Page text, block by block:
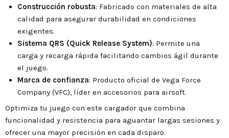
Construcción robusta: Fabricado con materiales de alta
calidad para asegurar durabilidad en condiciones
exigentes.
Sistema QRS (Quick Release System): Permite una
carga y recarga rápida facilitando cambios ágil durante
el juego.
Marca de confianza: Producto oficial de Vega Force
Company (VFC), líder en accesorios para airsoft.
Optimiza tu juego con este cargador que combina
funcionalidad y resistencia para aguantar largas sesiones y
ofrecer una mayor precisión en cada disparo.